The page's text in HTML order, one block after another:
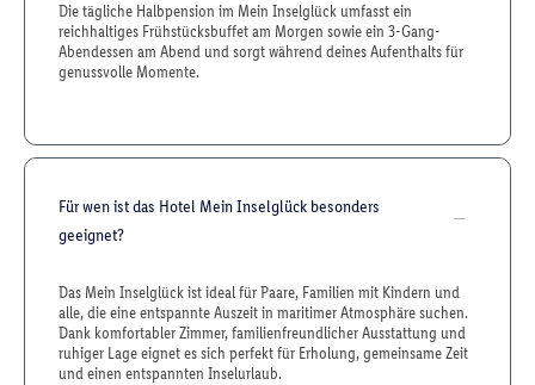
Die tägliche Halbpension im Mein Inselglück umfasst ein
reichhaltiges Frühstücksbuffet am Morgen sowie ein 3-Gang-
Abendessen am Abend und sorgt während deines Aufenthalts für
genussvolle Momente.
Für wen ist das Hotel Mein Inselglück besonders
geeignet?
Das Mein Inselglück ist ideal für Paare, Familien mit Kindern und
alle, die eine entspannte Auszeit in maritimer Atmosphäre suchen.
Dank komfortabler Zimmer, familienfreundlicher Ausstattung und
ruhiger Lage eignet es sich perfekt für Erholung, gemeinsame Zeit
und einen entspannten Inselurlaub.